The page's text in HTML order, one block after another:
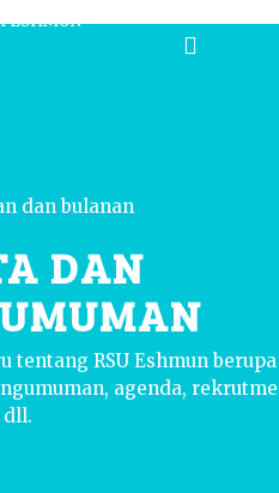
dan bulanan
DAN
tentang RSU Eshmun
agenda,